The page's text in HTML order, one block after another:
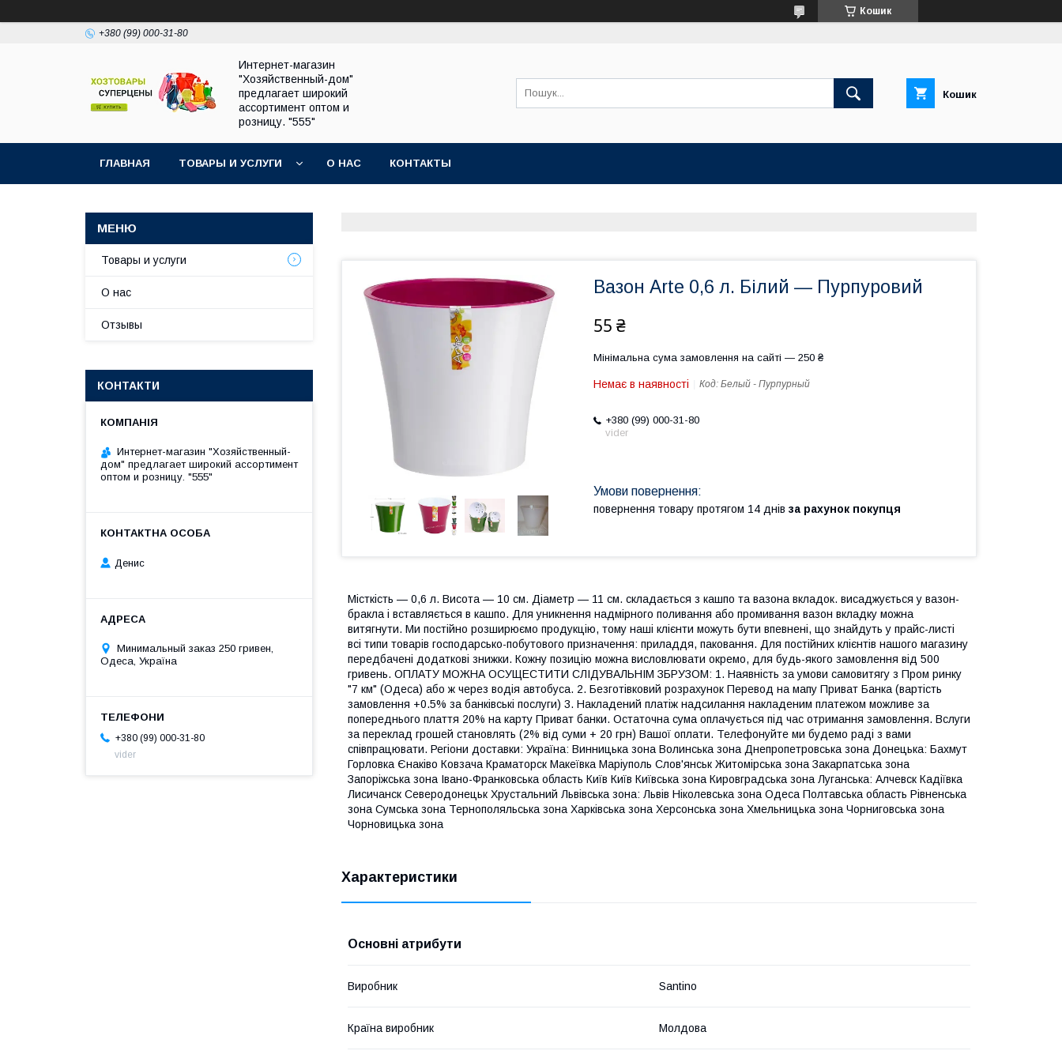
Кошик
+380 (99) 000-31-80
Интернет-магазин
"Хозяйственный-дом"
предлагает широкий
ассортимент оптом и
розницу. "555"
Кошик
ГЛАВНАЯ ТОВАРЫ И УСЛУГИ О НАС КОНТАКТЫ
Вазон Arte 0,6 л. Білий — Пурпуровий
55 ₴
Мінімальна сума замовлення на сайті — 250 ₴
Немає в наявності Код: Белый - Пурпурный
+380 (99) 000-31-80
vider
повернення товару протягом 14 днів за рахунок покупця
Місткість — 0,6 л. Висота — 10 см. Діаметр — 11 см. складається з кашпо та вазона вкладок. висаджується у вазон-
бракла і вставляється в кашпо. Для уникнення надмірного поливання або промивання вазон вкладку можна
витягнути. Ми постійно розширюємо продукцію, тому наші клієнти можуть бути впевнені, що знайдуть у прайс-листі
всі типи товарів господарсько-побутового призначення: приладдя, паковання. Для постійних клієнтів нашого магазину
передбачені додаткові знижки. Кожну позицію можна висловлювати окремо, для будь-якого замовлення від 500
гривень. ОПЛАТУ МОЖНА ОСУЩЕСТИТИ СЛІДУВАЛЬНІМ ЗБРУЗОМ: 1. Наявність за умови самовитягу з Пром ринку
"7 км" (Одеса) або ж через водія автобуса. 2. Безготівковий розрахунок Перевод на мапу Приват Банка (вартість
замовлення +0.5% за банківські послуги) 3. Накладений платіж надсилання накладеним платежом можливе за
попереднього плаття 20% на карту Приват банки. Остаточна сума оплачується під час отримання замовлення. Вслуги
за переклад грошей становлять (2% від суми + 20 грн) Вашої оплати. Телефонуйте ми будемо раді з вами
співпрацювати. Регіони доставки: Україна: Винницька зона Волинська зона Днепропетровська зона Донецька: Бахмут
Горловка Єнаківо Ковзача Краматорск Макеївка Маріуполь Слов'янськ Житомірська зона Закарпатська зона
Запоріжська зона Івано-Франковська область Київ Київ Київська зона Кировградська зона Луганська: Алчевск Кадіївка
Лисичанск Северодонецьк Хрустальний Львівська зона: Львів Ніколевська зона Одеса Полтавська область Рівненська
зона Сумська зона Тернополяльська зона Харківська зона Херсонська зона Хмельницька зона Чорниговська зона
Чорновицька зона
Характеристики
Основні атрибути
Виробник Santino
Країна виробник Молдова
Товары и услуги
О нас
Отзывы
КОНТАКТИ
Интернет-магазин "Хозяйственный-
дом" предлагает широкий ассортимент
оптом и розницу. "555"
Денис
Минимальный заказ 250 гривен,
Одеса, Україна
+380 (99) 000-31-80
vider